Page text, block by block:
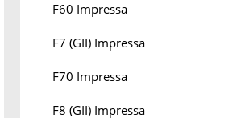
F60 Impressa
F7 (GII) Impressa
F70 Impressa
F8 (GII) Impressa